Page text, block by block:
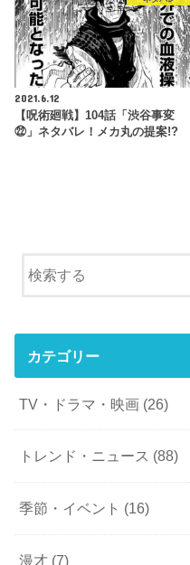
2021.6.12
【呪術廻戦】104話「渋谷事変
㉒」ネタバレ！メカ丸の提案!?
カテゴリー
TV・ドラマ・映画 (26)
トレンド・ニュース (88)
季節・イベント (16)
漫才 (7)